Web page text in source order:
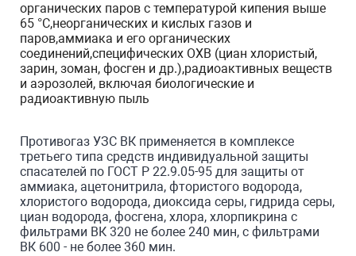
органических паров с температурой кипения выше
65 °С,неорганических и кислых газов и
паров,аммиака и его органических
соединений,специфических ОХВ (циан хлористый,
зарин, зоман, фосген и др.),радиоактивных веществ
и аэрозолей, включая биологические и
радиоактивную пыль
Противогаз УЗС ВК применяется в комплексе
третьего типа средств индивидуальной защиты
спасателей по ГОСТ Р 22.9.05-95 для защиты от
аммиака, ацетонитрила, фтористого водорода,
хлористого водорода, диоксида серы, гидрида серы,
циан водорода, фосгена, хлора, хлорпикрина с
фильтрами ВК 320 не более 240 мин, с фильтрами
ВК 600 - не более 360 мин.